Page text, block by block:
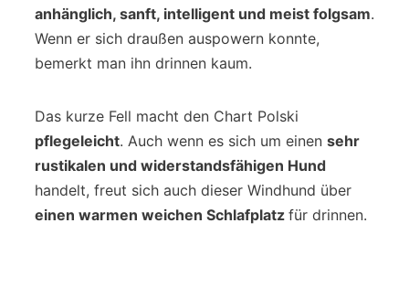
anhänglich, sanft, intelligent und meist folgsam.
Wenn er sich draußen auspowern konnte,
bemerkt man ihn drinnen kaum.
Das kurze Fell macht den Chart Polski
pflegeleicht. Auch wenn es sich um einen sehr
rustikalen und widerstandsfähigen Hund
handelt, freut sich auch dieser Windhund über
einen warmen weichen Schlafplatz für drinnen.